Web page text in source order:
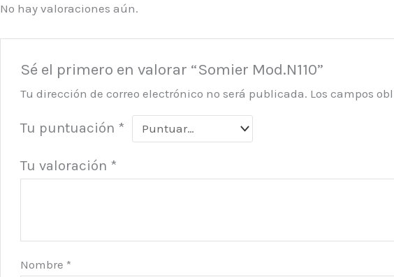
No hay valoraciones aún.
Sé el primero en valorar “Somier Mod.N110”
Tu dirección de correo electrónico no será publicada. Los campos
Tu puntuación *
Tu valoración *
Nombre *